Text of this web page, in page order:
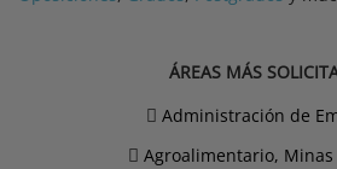
ÁREAS MÁS
Administración de
Agroalimentario, Minas